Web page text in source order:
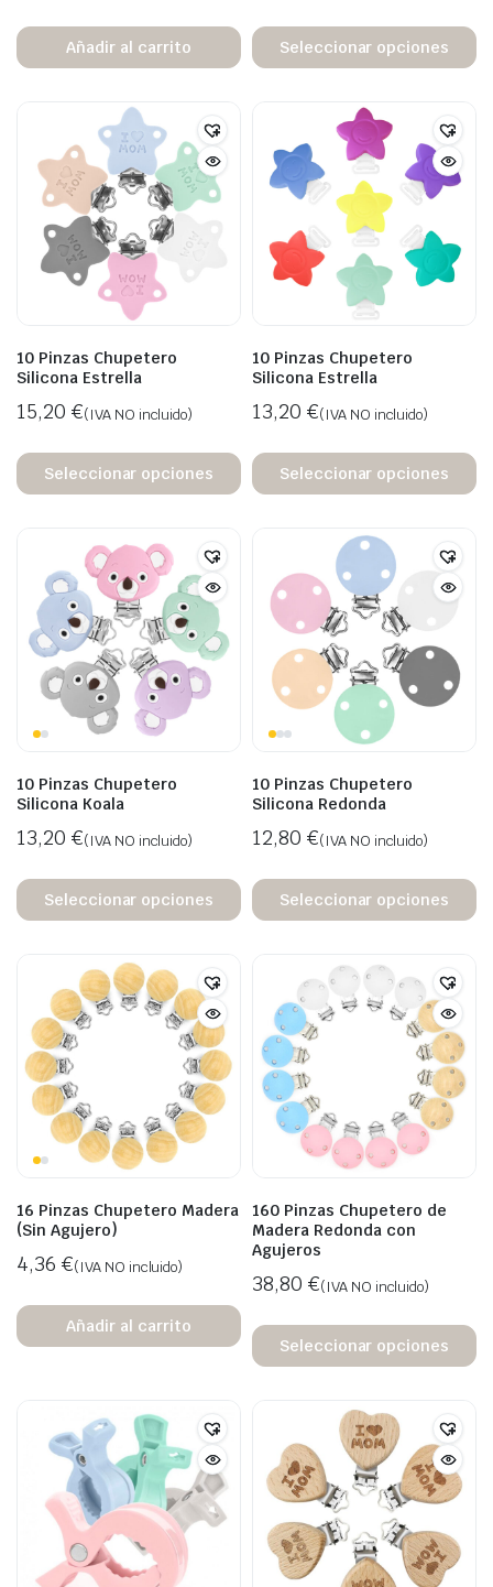
Añadir al carrito Seleccionar opciones
10 Pinzas Chupetero
Silicona Estrella
15,20 €(IVA NO incluido)
Seleccionar opciones
10 Pinzas Chupetero
Silicona Estrella
13,20 €(IVA NO incluido)
Seleccionar opciones
10 Pinzas Chupetero
Silicona Koala
13,20 €(IVA NO incluido)
Seleccionar opciones
10 Pinzas Chupetero
Silicona Redonda
12,80 €(IVA NO incluido)
Seleccionar opciones
16 Pinzas Chupetero Madera
(Sin Agujero)
4,36 €(IVA NO incluido)
Añadir al carrito
160 Pinzas Chupetero de
Madera Redonda con
Agujeros
38,80 €(IVA NO incluido)
Seleccionar opciones